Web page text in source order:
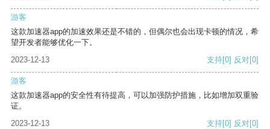
游客
这款加速器app的加速效果还是不错的，但偶尔也会出现卡顿的情况，希
望开发者能够优化一下。
2023-12-13
支持[0] 反对[0]
游客
这款加速器app的安全性有待提高，可以加强防护措施，比如增加双重验
证。
2023-12-13
支持[0] 反对[0]